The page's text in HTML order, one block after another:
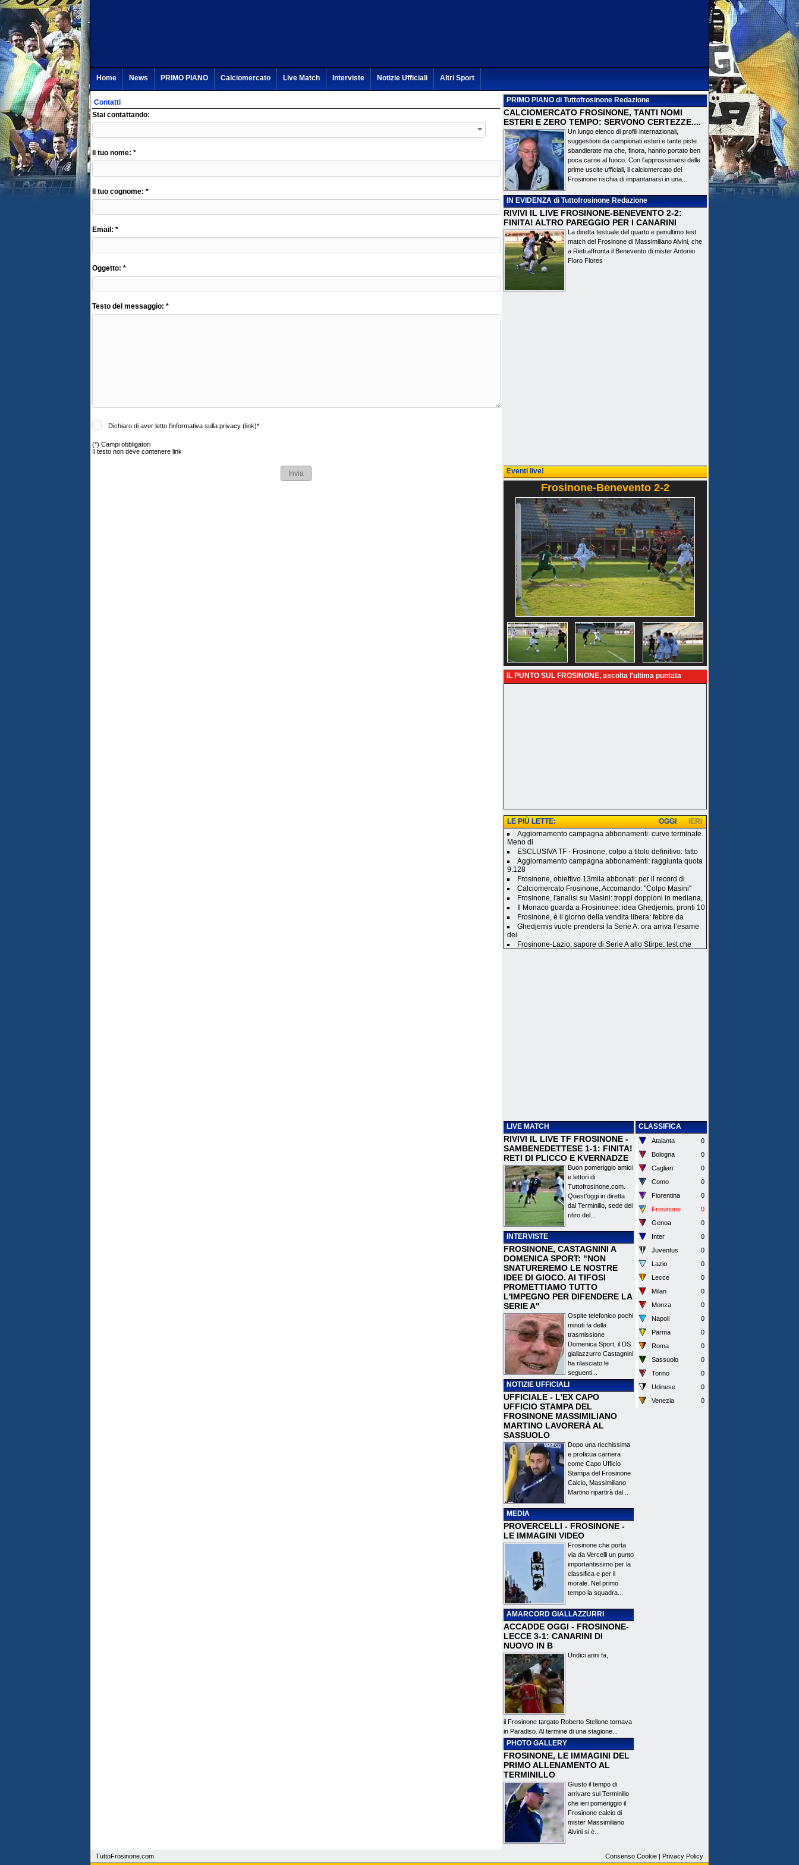
Home News PRIMO PIANO Calciomercato Live Match Interviste Notizie Ufficiali Altri Sport
Contatti
Stai contattando:
Il tuo nome: *
Il tuo cognome: *
Email: *
Oggetto: *
Testo del messaggio: *
Dichiaro di aver letto l'informativa sulla privacy (link)*
(*) Campi obbligatori
Il testo non deve contenere link
PRIMO PIANOdi Tuttofrosinone Redazione
CALCIOMERCATO FROSINONE, TANTI NOMI
ESTERI E ZERO TEMPO: SERVONO CERTEZZE....
Un lungo elenco di profili internazionali,
suggestioni da campionati esteri e tante piste
sbandierate ma che, finora, hanno portato ben
poca carne al fuoco. Con l'approssimarsi delle
prime uscite ufficiali, il calciomercato del
Frosinone rischia di impantanarsi in una...
IN EVIDENZAdi Tuttofrosinone Redazione
RIVIVI IL LIVE FROSINONE-BENEVENTO 2-2:
FINITA! ALTRO PAREGGIO PER I CANARINI
La diretta testuale del quarto e penultimo test
match del Frosinone di Massimiliano Alvini, che
a Rieti affronta il Benevento di mister Antonio
Floro Flores
Eventi live!
Frosinone-Benevento 2-2
IL PUNTO SUL FROSINONE, ascolta l'ultima puntata
LE PIÙ LETTE: IERI
OGGI
Aggiornamento campagna abbonamenti: curve terminate.
Meno di
ESCLUSIVA TF - Frosinone, colpo a titolo definitivo: fatto
Aggiornamento campagna abbonamenti: raggiunta quota
9.128
Frosinone, obiettivo 13mila abbonati: per il record di
Calciomercato Frosinone, Accomando: "Colpo Masini"
Frosinone, l'analisi su Masini: troppi doppioni in mediana,
Il Monaco guarda a Frosinonee: idea Ghedjemis, pronti 10
Frosinone, è il giorno della vendita libera: febbre da
Ghedjemis vuole prendersi la Serie A: ora arriva l’esame
dei
Frosinone-Lazio, sapore di Serie A allo Stirpe: test che
LIVE MATCH
RIVIVI IL LIVE TF FROSINONE -
SAMBENEDETTESE 1-1: FINITA!
RETI DI PLICCO E KVERNADZE
Buon pomeriggio amici
e lettori di
Tuttofrosinone.com.
Quest'oggi in diretta
dal Terminillo, sede del
ritiro del...
INTERVISTE
FROSINONE, CASTAGNINI A
DOMENICA SPORT: "NON
SNATUREREMO LE NOSTRE
IDEE DI GIOCO. AI TIFOSI
PROMETTIAMO TUTTO
L'IMPEGNO PER DIFENDERE LA
SERIE A"
Ospite telefonico pochi
minuti fa della
trasmissione
Domenica Sport, il DS
giallazzurro Castagnini
ha rilasciato le
seguenti...
NOTIZIE UFFICIALI
UFFICIALE - L'EX CAPO
UFFICIO STAMPA DEL
FROSINONE MASSIMILIANO
MARTINO LAVORERÀ AL
SASSUOLO
Dopo una ricchissima
e proficua carriera
come Capo Ufficio
Stampa del Frosinone
Calcio, Massimiliano
Martino ripartirà dal...
MEDIA
PROVERCELLI - FROSINONE -
LE IMMAGINI VIDEO
Frosinone che porta
via da Vercelli un punto
importantissimo per la
classifica e per il
morale. Nel primo
tempo la squadra...
AMARCORD GIALLAZZURRI
ACCADDE OGGI - FROSINONE-
LECCE 3-1: CANARINI DI
NUOVO IN B
Undici anni fa,
il Frosinone targato Roberto Stellone tornava
in Paradiso. Al termine di una stagione...
PHOTO GALLERY
FROSINONE, LE IMMAGINI DEL
PRIMO ALLENAMENTO AL
TERMINILLO
Giusto il tempo di
arrivare sul Terminillo
che ieri pomeriggio il
Frosinone calcio di
mister Massimiliano
Alvini si è...
CLASSIFICA
Atalanta
0
Bologna
0
Cagliari
0
Como
0
Fiorentina
0
Frosinone
0
Genoa
0
Inter
0
Juventus
0
Lazio
0
Lecce
0
Milan
0
Monza
0
Napoli
0
Parma
0
Roma
0
Sassuolo
0
Torino
0
Udinese
0
Venezia
0
TuttoFrosinone.com Consenso Cookie | Privacy Policy